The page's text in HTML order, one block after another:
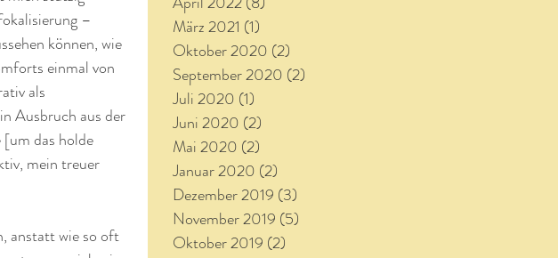
–
können, wie
einmal von
als
Ausbruch aus der
[um das holde
mein treuer
anstatt wie so oft
März 2021 (1)
Oktober 2020 (2)
September 2020 (2)
Juli 2020 (1)
Juni 2020 (2)
Mai 2020 (2)
Januar 2020 (2)
Dezember 2019 (3)
November 2019 (5)
Oktober 2019 (2)